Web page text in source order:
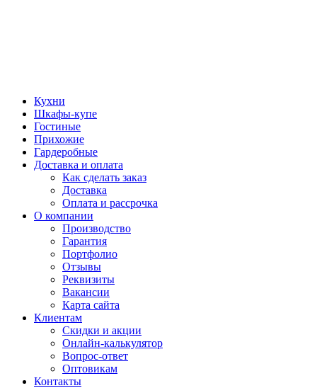
Кухни
Шкафы-купе
Гостиные
Прихожие
Гардеробные
Доставка и оплата
Как сделать заказ
Доставка
Оплата и рассрочка
О компании
Производство
Гарантия
Портфолио
Отзывы
Реквизиты
Вакансии
Карта сайта
Клиентам
Скидки и акции
Онлайн-калькулятор
Вопрос-ответ
Оптовикам
Контакты